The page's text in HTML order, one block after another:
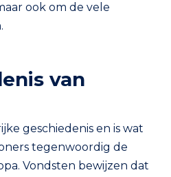
ook om de vele
van
geschiedenis en is wat
tegenwoordig de
Vondsten bewijzen dat